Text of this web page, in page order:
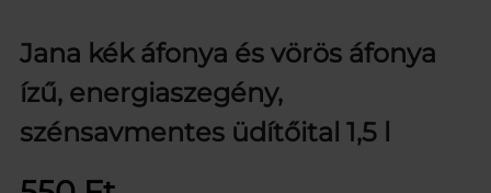
Jana kék áfonya és vörös áfonya
ízű, energiaszegény,
szénsavmentes üdítőital 1,5 l